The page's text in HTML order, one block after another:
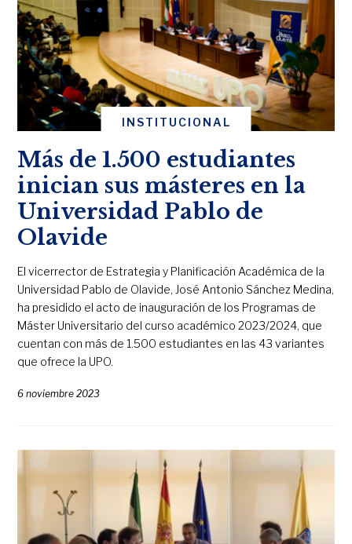
INSTITUCIONAL
Más de 1.500 estudiantes
inician sus másteres en la
Universidad Pablo de
Olavide
El vicerrector de Estrategia y Planificación Académica de la
Universidad Pablo de Olavide, José Antonio Sánchez Medina,
ha presidido el acto de inauguración de los Programas de
Máster Universitario del curso académico 2023/2024, que
cuentan con más de 1.500 estudiantes en las 43 variantes
que ofrece la UPO.
6 noviembre 2023